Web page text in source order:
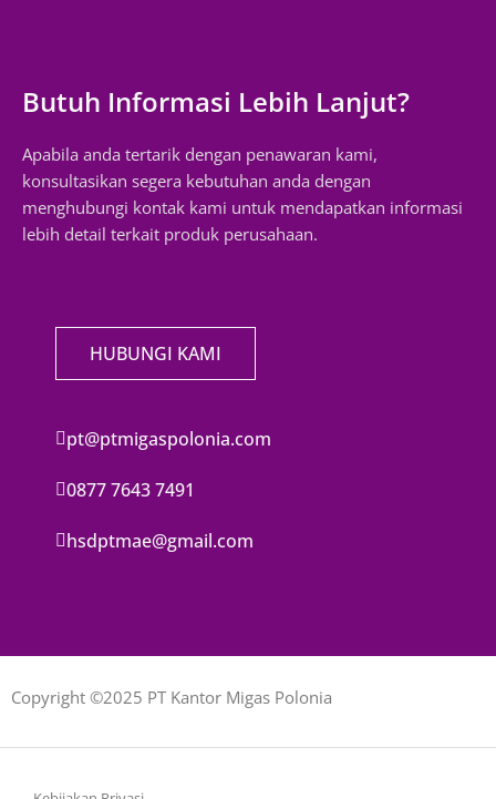
Butuh Informasi Lebih Lanjut?
Apabila anda tertarik dengan penawaran kami,
konsultasikan segera kebutuhan anda dengan
menghubungi kontak kami untuk mendapatkan informasi
lebih detail terkait produk perusahaan.
HUBUNGI KAMI
pt@ptmigaspolonia.com
0877 7643 7491
hsdptmae@gmail.com
Copyright ©2025 PT Kantor Migas Polonia